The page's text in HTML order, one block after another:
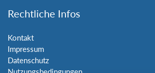
Rechtliche Infos
Kontakt
Impressum
Datenschutz